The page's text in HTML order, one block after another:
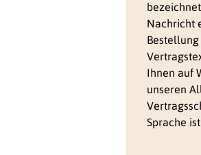
Nachricht
Ihnen auf
unseren
Sprache